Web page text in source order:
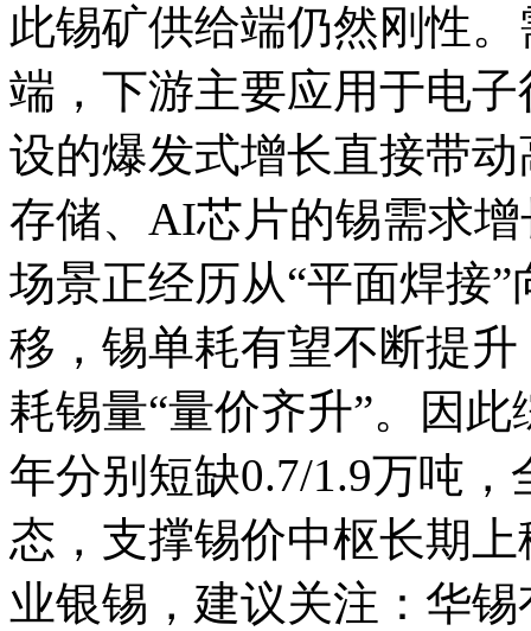
此锡矿供给端仍然刚性
端，下游主要应用于电
设的爆发式增长直接带
存储、AI芯片的锡需求
场景正经历从“平面焊接
移，锡单耗有望不断提
耗锡量“量价齐升”。因
年分别短缺0.7/1.9万吨
态，支撑锡价中枢长期
业银锡，建议关注：华锡